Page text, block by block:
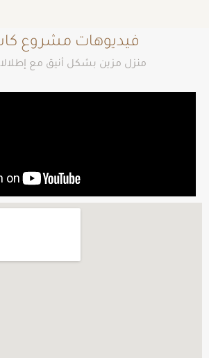
فيديوهات مشروع
منزل مزين بشكل أنيق مع